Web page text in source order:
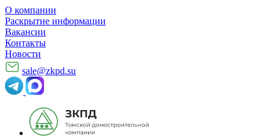
О компании
Раскрытие информации
Вакансии
Контакты
Новости
sale@zkpd.su